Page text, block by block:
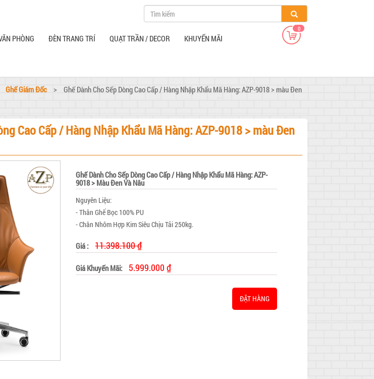
PHÒNG ĐÈN TRANG TRÍ QUẠT TRẦN / DECOR
KHUYẾN MÃI
0
Ghế Giám Đốc >
Ghế Dành Cho Sếp Dòng Cao Cấp / Hàng Nhập Khẩu Mã Hàng: AZP-9018 > màu Đen
Cao Cấp / Hàng Nhập Khẩu Mã Hàng: AZP-9018 > màu Đen
Ghế Dành Cho Sếp Dòng Cao Cấp / Hàng Nhập Khẩu Mã Hàng: AZP-
9018 > Màu Đen Và Nâu
Nguyên Liệu:
- Thân Ghế Bọc 100% PU
- Chân Nhôm Hợp Kim Siêu Chịu Tải 250kg.
Giá : 11.398.100 ₫
Giá Khuyến Mãi: 5.999.000 ₫
ĐẶT HÀNG